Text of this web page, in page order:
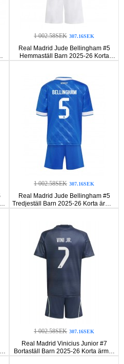
1 002.58SEK 307.16SEK
Real Madrid Jude Bellingham #5
Hemmaställ Barn 2025-26 Korta
ärmar (+ Korta byxor)
1 002.58SEK 307.16SEK
Real Madrid Jude Bellingham #5
Tredjeställ Barn 2025-26 Korta ärmar
(+ Korta byxor)
1 002.58SEK 307.16SEK
Real Madrid Vinicius Junior #7
Bortaställ Barn 2025-26 Korta ärmar
(+ Korta byxor)